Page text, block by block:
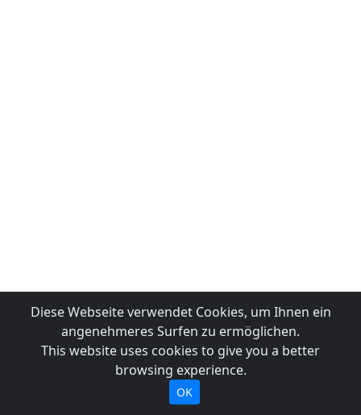
Diese Webseite verwendet Cookies, um Ihnen ein
angenehmeres Surfen zu ermöglichen.
This website uses cookies to give you a better
browsing experience.
OK